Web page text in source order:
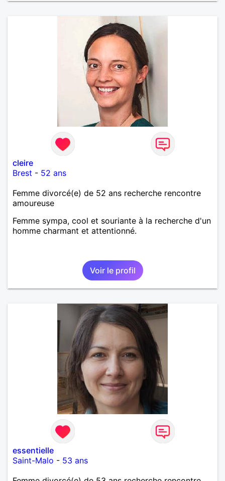
cleire
Brest - 52 ans
Femme divorcé(e) de 52 ans recherche rencontre
amoureuse
Femme sympa, cool et souriante à la recherche d'un
homme charmant et attentionné.
Voir le profil
essentielle
Saint-Malo - 53 ans